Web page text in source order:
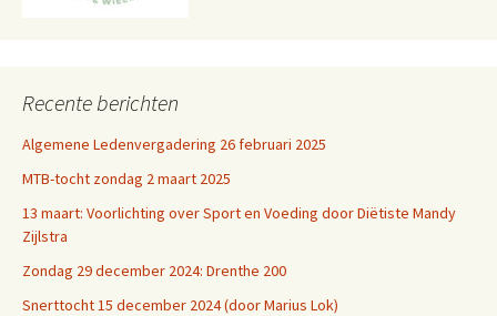
Recente berichten
Algemene Ledenvergadering 26 februari 2025
MTB-tocht zondag 2 maart 2025
13 maart: Voorlichting over Sport en Voeding door Diëtiste Mandy
Zijlstra
Zondag 29 december 2024: Drenthe 200
Snerttocht 15 december 2024 (door Marius Lok)